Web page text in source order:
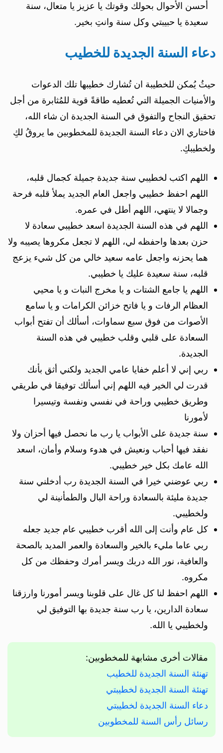
أحسن الأحوال بحولك وقوتك يا عزيز يا متعال، سنة
سعيدة يا حبيبتي وكل سنة وانتِ بخير.
دعاء السنة الجديدة للخطيب
حيثُ يُمكن للخطيبة ان تُشارك خطيبها تلك الدعوات
والأمنيات الجميلة التي تُعطيه طاقةً قوية للمُثابرة من أجل
تحقيق النجاح والتفوق في السنة الجديدة ان شاء الله،
فاختاري الان دعاء السنة الجديدة للمخطوبين ما يروقُ لكِ
ولخطيبكِ.
اللهم اكتب لخطيبي سنة جديدة جميلة كجمال قلبه،
اللهم احفظ خطيبي واجعل العام الجديد يملأ قلبه فرحة
وجمالا لا ينتهي، اللهم أطل في عمره.
اللهم في هذه السنة الجديدة اسعد خطيبي سعادة لا
حزن بعدها واحفظه لي، اللهم لا تجعل مكروها يصيبه ولا
هما يحزنه واجعل عامه سعيد خالي من كل شيء يزعج
قلبه، سنة سعيدة عليك يا خطيبي.
اللهم يا جامع الشتات و يا مخرج النبات و يا محيي
العظام الرفات و يا فاتح خزائن الكرامات و يا سامع
الأصوات من فوق سبع سماوات، أسألك أن تفتح أبواب
السعادة على قلبي وقلب خطيبي في هذه السنة
الجديدة.
ربي إني لا أعلم خفايا عامي الجديد ولكني أثق بأنك
قدرت لي الخير فيه اللهم إني أسألك توفيقا في طريقي
وطريق خطيبي وراحة في نفسي ونفسة وتيسيرا
لأمورنا
سنة جديدة على الأبواب يا رب ما نحصل فيها أحزان ولا
نفقد فيها أحباب ونعيش في هدوء وسلام وأمان، اسعد
الله عامك بكل خير خطيبي.
ربي عوضني خيرا في السنة الجديدة رب أدخلني سنة
جديدة مليئة بالسعادة وراحة البال والطمأنينة لي
ولخطيبي.
كل عام وأنت إلى الله أقرب خطيبي عام جديد جعله
ربي عاما مليء بالخير والسعادة والعمر المديد بالصحة
والعافية، نور الله دربك ويسر أمرك وحفظك من كل
مكروه.
اللهم احفظ لنا كل غال على قلوبنا ويسر أمورنا وارزقنا
سعادة الدارين، يا رب سنة جديدة بها التوفيق لي
ولخطيبي يا الله.
مقالات أخرى مشابهة للمخطوبين:
تهنئة السنة الجديدة للخطيب
تهنئة السنة الجديدة لخطيبتي
دعاء السنة الجديدة لخطيبتي
رسائل رأس السنة للمخطوبين